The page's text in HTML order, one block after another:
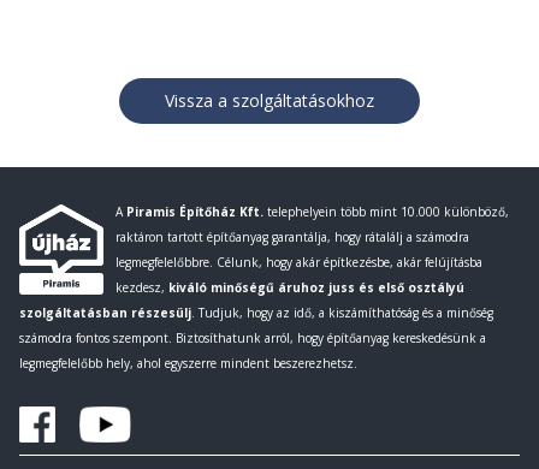
Vissza a szolgáltatásokhoz
A Piramis Építőház Kft. telephelyein több mint 10.000 különböző,
raktáron tartott építőanyag garantálja, hogy rátalálj a számodra
legmegfelelőbbre. Célunk, hogy akár építkezésbe, akár felújításba
kezdesz, kiváló minőségű áruhoz juss és első osztályú
szolgáltatásban részesülj. Tudjuk, hogy az idő, a kiszámíthatóság és a minőség
számodra fontos szempont. Biztosíthatunk arról, hogy építőanyag kereskedésünk a
legmegfelelőbb hely, ahol egyszerre mindent beszerezhetsz.